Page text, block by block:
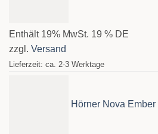
Enthält 19% MwSt. 19 % DE
zzgl. Versand
Lieferzeit: ca. 2-3 Werktage
Hörner Nova Ember